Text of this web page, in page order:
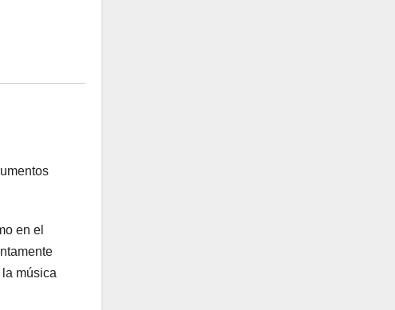
en el
música